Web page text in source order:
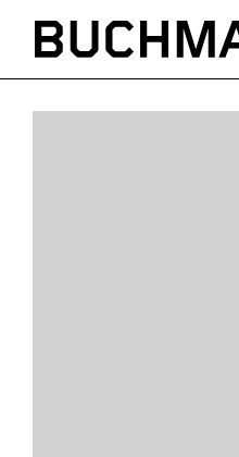
Inhalt